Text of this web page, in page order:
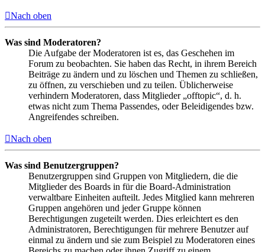
Nach oben
Was sind Moderatoren?
Die Aufgabe der Moderatoren ist es, das Geschehen im
Forum zu beobachten. Sie haben das Recht, in ihrem Bereich
Beiträge zu ändern und zu löschen und Themen zu schließen,
zu öffnen, zu verschieben und zu teilen. Üblicherweise
verhindern Moderatoren, dass Mitglieder „offtopic“, d. h.
etwas nicht zum Thema Passendes, oder Beleidigendes bzw.
Angreifendes schreiben.
Nach oben
Was sind Benutzergruppen?
Benutzergruppen sind Gruppen von Mitgliedern, die die
Mitglieder des Boards in für die Board-Administration
verwaltbare Einheiten aufteilt. Jedes Mitglied kann mehreren
Gruppen angehören und jeder Gruppe können
Berechtigungen zugeteilt werden. Dies erleichtert es den
Administratoren, Berechtigungen für mehrere Benutzer auf
einmal zu ändern und sie zum Beispiel zu Moderatoren eines